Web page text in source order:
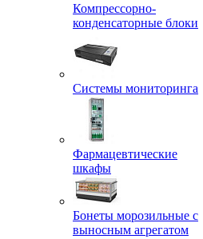
Компрессорно-
конденсаторные блоки
Системы мониторинга
Фармацевтические
шкафы
Бонеты морозильные с
выносным агрегатом